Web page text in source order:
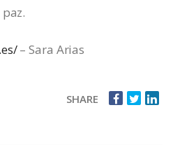
– Sara Arias
SHARE